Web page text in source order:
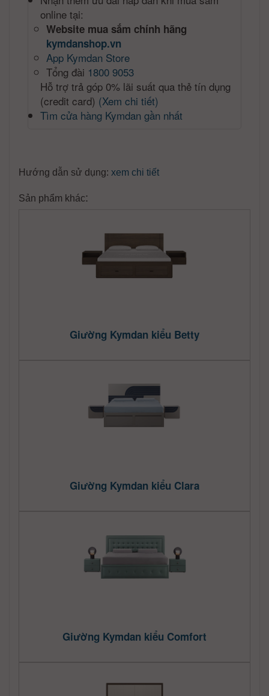
online tại:
Website mua sắm chính hãng
kymdanshop.vn
App Kymdan Store
Tổng đài 1800 9053
Hỗ trợ trả góp 0% lãi suất qua thẻ tín dụng
(credit card) (Xem chi tiết)
Tìm cửa hàng Kymdan gần nhất
Hướng dẫn sử dụng: xem chi tiết
Sản phẩm khác:
Giường Kymdan kiểu Betty
Giường Kymdan kiểu Clara
Giường Kymdan kiểu Comfort